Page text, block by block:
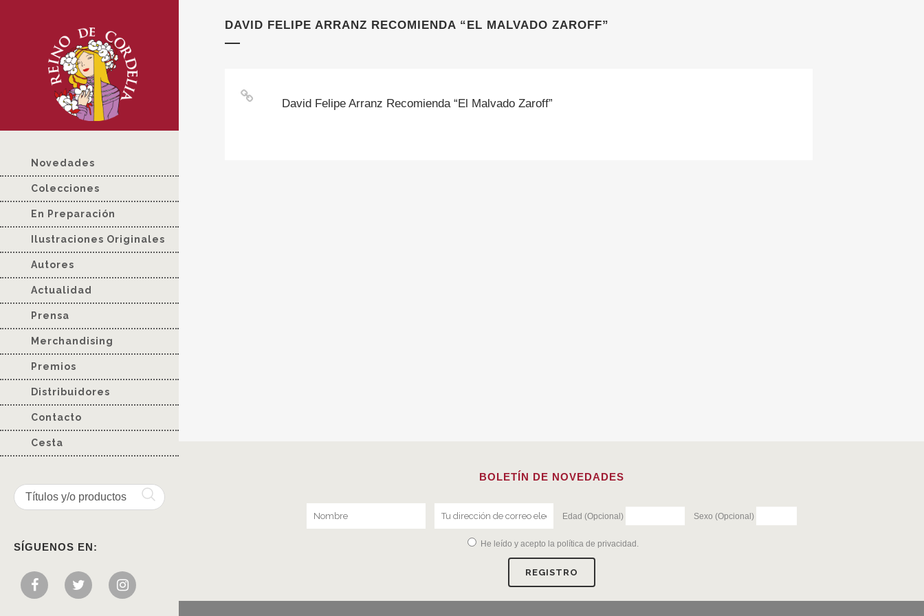
Novedades
Colecciones
En Preparación
Ilustraciones Originales
Autores
Actualidad
Prensa
Merchandising
Premios
Distribuidores
Contacto
Cesta
SÍGUENOS EN:
DAVID FELIPE ARRANZ RECOMIENDA “EL MALVADO ZAROFF”
David Felipe Arranz Recomienda “El Malvado Zaroff”
BOLETÍN DE NOVEDADES
Edad (Opcional) Sexo (Opcional)
He leído y acepto la política de privacidad .